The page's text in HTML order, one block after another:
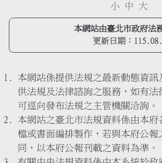
小 中 大
本網站由臺北市政府法
更新日期：
本網站係提供法規之最新動態資
供法規及法律諮詢之服務，如有法
可逕向發布法規之主管機關洽詢。
本網站之臺北市法規資料係由本
檔或書面編排製作，若與本府公報
同，以本府公報刊載之資料為準。